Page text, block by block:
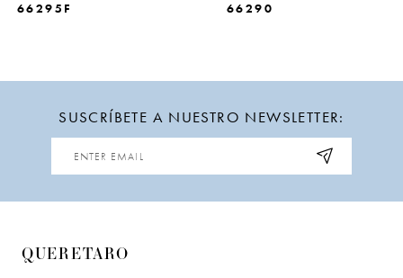
66295F
66290
SUSCRÍBETE A NUESTRO NEWSLETTER:
QUERETARO